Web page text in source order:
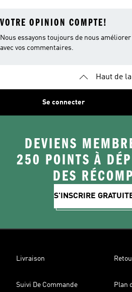
VOTRE OPINION COMPTE!
Nous essayons toujours de nous
avec vos commentaires.
Haut de
Se connecter
DEVIENS
250 POINTS À
DES
S'INSCRIRE
Livraison
Suivi De Commande Plan